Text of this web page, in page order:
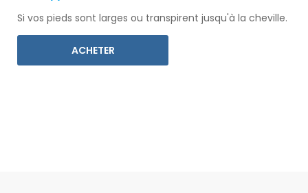
Si vos pieds sont larges ou transpirent jusqu'à la cheville.
ACHETER